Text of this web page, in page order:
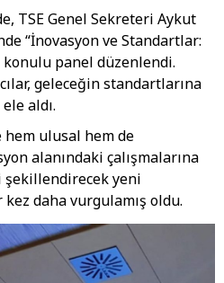
TSE Genel Sekreteri Aykut
“İnovasyon ve Standartlar:
panel düzenlendi.
geleceğin standartlarına
aldı.
hem ulusal hem de
alanındaki çalışmalarına
şekillendirecek yeni
daha vurgulamış oldu.